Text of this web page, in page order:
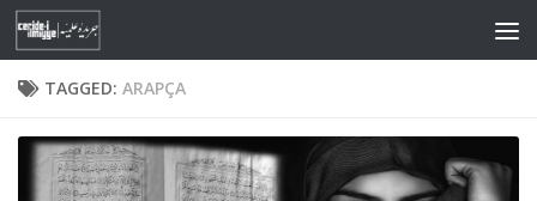
Skip to content
TAGGED: ARAPÇA